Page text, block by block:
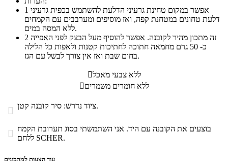
1
דלעת טחונים במטחנת קפה, ואז מוסיפים ומערבבים עם הקמחים
ללא המסה במים.
2
כ- 50 גרם מחמאה חתוכה לחתיכות קטנות ולאפות כל הלילה
בחום שבת ואז אין צורך לבשל עם הגז.
ללא צבעי מאכל
ללא חומרים משמרים
 ציוד נדרש: סיר קובנה קטן.
 בוצעים את הקובנה עם היד. אני השתמשתי בסוג תערובת הקמח
ללחם SCHER.
עוד הצעות למתכונים